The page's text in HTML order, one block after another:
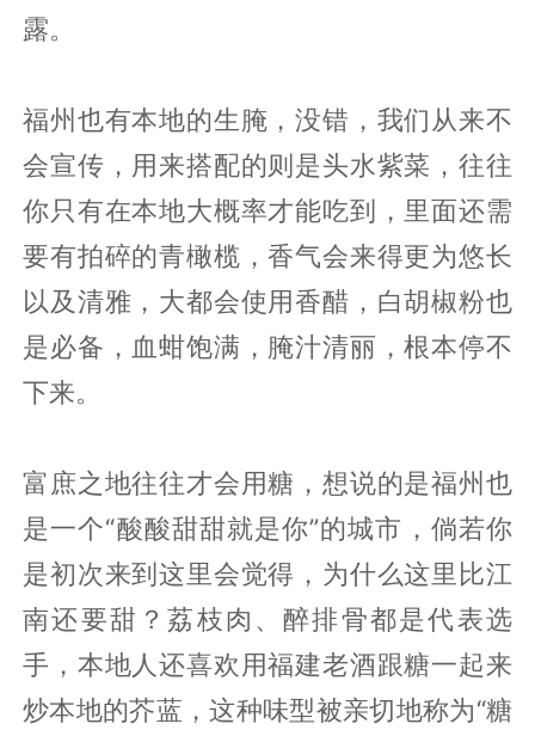
露。
福州也有本地的生腌，没错，我们从来不
会宣传，用来搭配的则是头水紫菜，往往
你只有在本地大概率才能吃到，里面还需
要有拍碎的青橄榄，香气会来得更为悠长
以及清雅，大都会使用香醋，白胡椒粉也
是必备，血蚶饱满，腌汁清丽，根本停不
下来。
富庶之地往往才会用糖，想说的是福州也
是一个“酸酸甜甜就是你”的城市，倘若你
是初次来到这里会觉得，为什么这里比江
南还要甜？荔枝肉、醉排骨都是代表选
手，本地人还喜欢用福建老酒跟糖一起来
炒本地的芥蓝，这种味型被亲切地称为“糖